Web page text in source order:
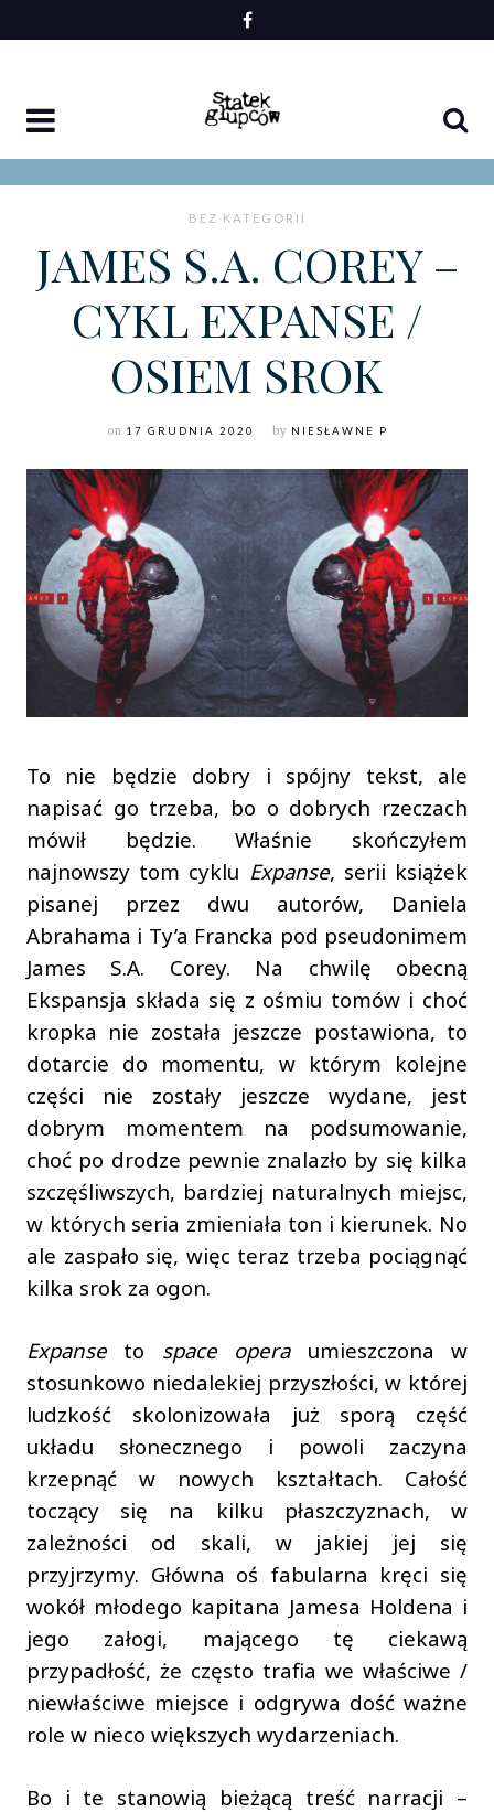
to
BEZ KATEGORII
JAMES S.A. COREY –
CYKL EXPANSE /
OSIEM SROK
on 17 GRUDNIA 2020 by NIESŁAWNE P
To nie będzie dobry i spójny tekst, ale
napisać go trzeba, bo o dobrych rzeczach
mówił będzie. Właśnie skończyłem
najnowszy tom cyklu Expanse, serii książek
pisanej przez dwu autorów, Daniela
Abrahama i Ty’a Francka pod pseudonimem
James S.A. Corey. Na chwilę obecną
Ekspansja składa się z ośmiu tomów i choć
kropka nie została jeszcze postawiona, to
dotarcie do momentu, w którym kolejne
części nie zostały jeszcze wydane, jest
dobrym momentem na podsumowanie,
choć po drodze pewnie znalazło by się kilka
szczęśliwszych, bardziej naturalnych miejsc,
w których seria zmieniała ton i kierunek. No
ale zaspało się, więc teraz trzeba pociągnąć
kilka srok za ogon.
Expanseto space operaumieszczona w
stosunkowo niedalekiej przyszłości, w której
ludzkość skolonizowała już sporą część
układu słonecznego i powoli zaczyna
krzepnąć w nowych kształtach. Całość
toczący się na kilku płaszczyznach, w
zależności od skali, w jakiej jej się
przyjrzymy. Główna oś fabularna kręci się
wokół młodego kapitana Jamesa Holdena i
jego załogi, mającego tę ciekawą
przypadłość, że często trafia we właściwe /
niewłaściwe miejsce i odgrywa dość ważne
role w nieco większych wydarzeniach.
Bo i te stanowią bieżącą treść narracji –